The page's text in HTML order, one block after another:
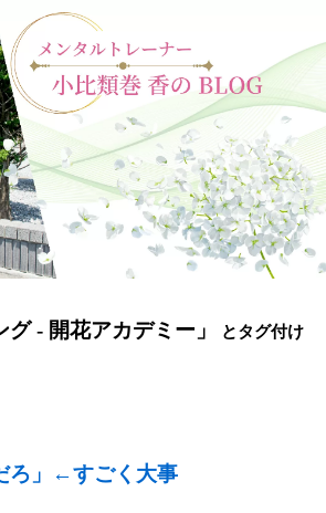
グ - 開花アカデミー」
とタグ付け
ろ」←すごく大事